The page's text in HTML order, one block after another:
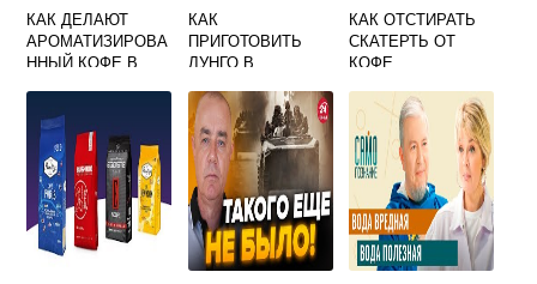
КАК ДЕЛАЮТ
АРОМАТИЗИРОВА
ННЫЙ КОФЕ В
КАК
ПРИГОТОВИТЬ
ЛУНГО В
КРУПС
КАК ОТСТИРАТЬ
СКАТЕРТЬ ОТ
КОФЕ